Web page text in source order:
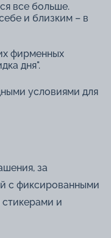
все больше.
и близким – в
фирменных
дня".
условиями для
за
с фиксированными
и